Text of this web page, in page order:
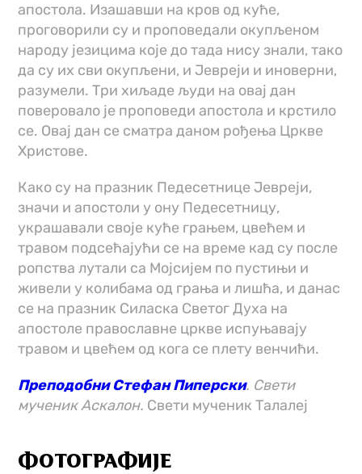
апостола. Изашавши на кров од куће,
проговорили су и проповедали окупљеном
народу језицима које до тада нису знали, тако
да су их сви окупљени, и Јевреји и иноверни,
разумели. Три хиљаде људи на овај дан
поверовало је проповеди апостола и крстило
се. Овај дан се сматра даном рођења Цркве
Христове.
Како су на празник Педесетнице Јевреји,
значи и апостоли у ону Педесетницу,
украшавали своје куће грањем, цвећем и
травом подсећајући се на време кад су после
ропства лутали са Мојсијем по пустињи и
живели у колибама од грања и лишћа, и данас
се на празник Силаска Светог Духа на
апостоле православне цркве испуњавају
травом и цвећем од кога се плету венчићи.
Преподобни Стефан Пиперски. Свети
мученик Аскалон. Свети мученик Талалеј
ФОТОГРАФИЈЕ